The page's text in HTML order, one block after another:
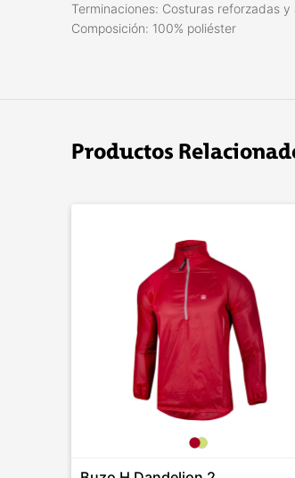
Terminaciones: Costuras reforzadas
Composición: 100% poliéster
Productos